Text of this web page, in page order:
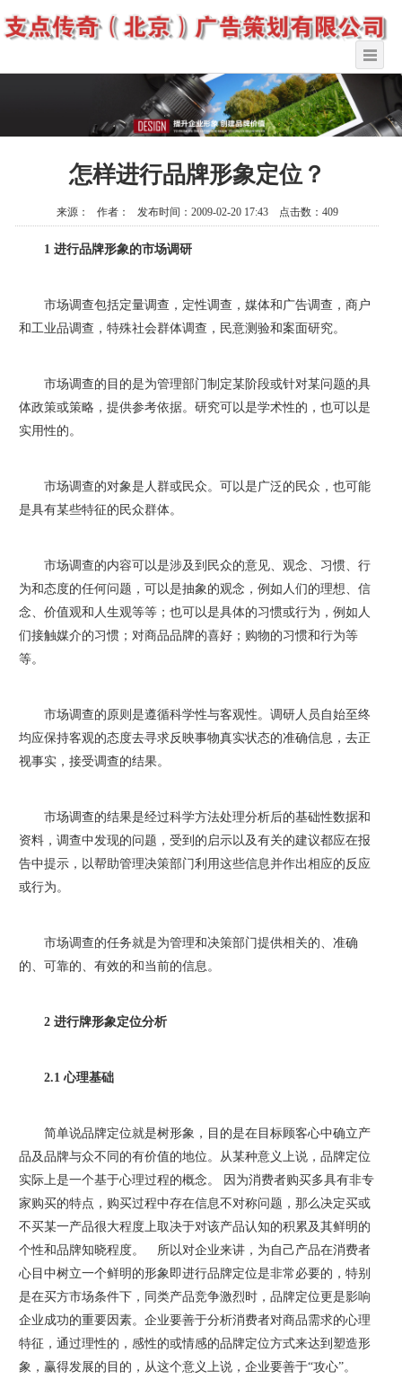
怎样进行品牌形象定位？
来源： 作者： 发布时间：2009-02-20 17:43 点击数：409
1 进行品牌形象的市场调研
市场调查包括定量调查，定性调查，媒体和广告调查，商户
和工业品调查，特殊社会群体调查，民意测验和案面研究。
市场调查的目的是为管理部门制定某阶段或针对某问题的具
体政策或策略，提供参考依据。研究可以是学术性的，也可以是
实用性的。
市场调查的对象是人群或民众。可以是广泛的民众，也可能
是具有某些特征的民众群体。
市场调查的内容可以是涉及到民众的意见、观念、习惯、行
为和态度的任何问题，可以是抽象的观念，例如人们的理想、信
念、价值观和人生观等等；也可以是具体的习惯或行为，例如人
们接触媒介的习惯；对商品品牌的喜好；购物的习惯和行为等
等。
市场调查的原则是遵循科学性与客观性。调研人员自始至终
均应保持客观的态度去寻求反映事物真实状态的准确信息，去正
视事实，接受调查的结果。
市场调查的结果是经过科学方法处理分析后的基础性数据和
资料，调查中发现的问题，受到的启示以及有关的建议都应在报
告中提示，以帮助管理决策部门利用这些信息并作出相应的反应
或行为。
市场调查的任务就是为管理和决策部门提供相关的、准确
的、可靠的、有效的和当前的信息。
2 进行牌形象定位分析
2.1 心理基础
简单说品牌定位就是树形象，目的是在目标顾客心中确立产
品及品牌与众不同的有价值的地位。从某种意义上说，品牌定位
实际上是一个基于心理过程的概念。 因为消费者购买多具有非专
家购买的特点，购买过程中存在信息不对称问题，那么决定买或
不买某一产品很大程度上取决于对该产品认知的积累及其鲜明的
个性和品牌知晓程度。 所以对企业来讲，为自己产品在消费者
心目中树立一个鲜明的形象即进行品牌定位是非常必要的，特别
是在买方市场条件下，同类产品竞争激烈时，品牌定位更是影响
企业成功的重要因素。企业要善于分析消费者对商品需求的心理
特征，通过理性的，感性的或情感的品牌定位方式来达到塑造形
象，赢得发展的目的，从这个意义上说，企业要善于“攻心”。